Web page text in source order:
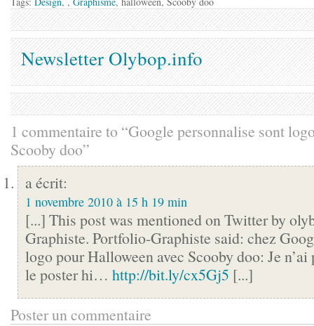
Newsletter Olybop.info
1 commentaire to “Google personnalise sont
Scooby doo”
a écrit:
1 novembre 2010 à 15 h 19 min
[...] This post was mentioned on Twitter by
Graphiste. Portfolio-Graphiste said: chez
logo pour Halloween avec Scooby doo: Je n’ai
le poster hi… http://bit.ly/cx5Gj5 [...]
Poster un commentaire